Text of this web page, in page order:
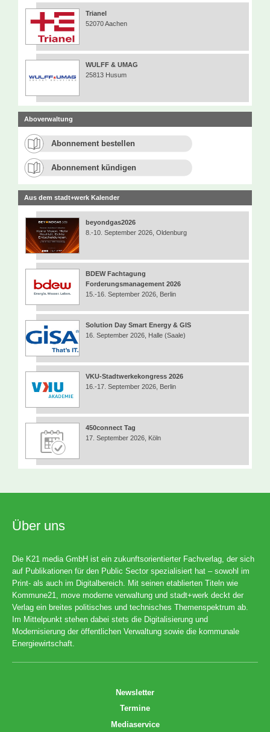
Trianel
52070 Aachen
WULFF & UMAG
25813 Husum
Aboverwaltung
Abonnement bestellen
Abonnement kündigen
Aus dem stadt+werk Kalender
beyondgas2026
8.-10. September 2026, Oldenburg
BDEW Fachtagung
Forderungsmanagement 2026
15.-16. September 2026, Berlin
Solution Day Smart Energy & GIS
16. September 2026, Halle (Saale)
VKU-Stadtwerkekongress 2026
16.-17. September 2026, Berlin
450connect Tag
17. September 2026, Köln
Über uns
Die K21 media GmbH ist ein zukunftsorientierter Fachverlag, der sich
auf Publikationen für den Public Sector spezialisiert hat – sowohl im
Print- als auch im Digitalbereich. Mit seinen etablierten Titeln wie
Kommune21, move moderne verwaltung und stadt+werk deckt der
Verlag ein breites politisches und technisches Themenspektrum ab.
Im Mittelpunkt stehen dabei stets die Digitalisierung und
Modernisierung der öffentlichen Verwaltung sowie die kommunale
Energiewirtschaft.
Newsletter
Termine
Mediaservice